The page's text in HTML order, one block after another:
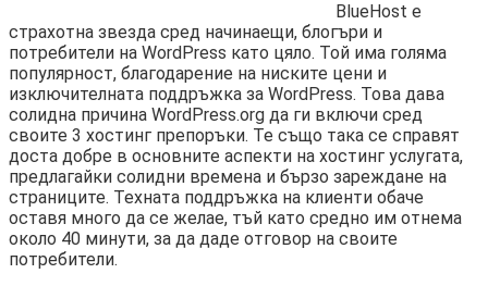
BlueHost е
страхотна звезда сред начинаещи, блогъри и
потребители на WordPress като цяло. Той има голяма
популярност, благодарение на ниските цени и
изключителната поддръжка за WordPress. Това дава
солидна причина WordPress.org да ги включи сред
своите 3 хостинг препоръки. Те също така се справят
доста добре в основните аспекти на хостинг услугата,
предлагайки солидни времена и бързо зареждане на
страниците. Техната поддръжка на клиенти обаче
оставя много да се желае, тъй като средно им отнема
около 40 минути, за да даде отговор на своите
потребители.